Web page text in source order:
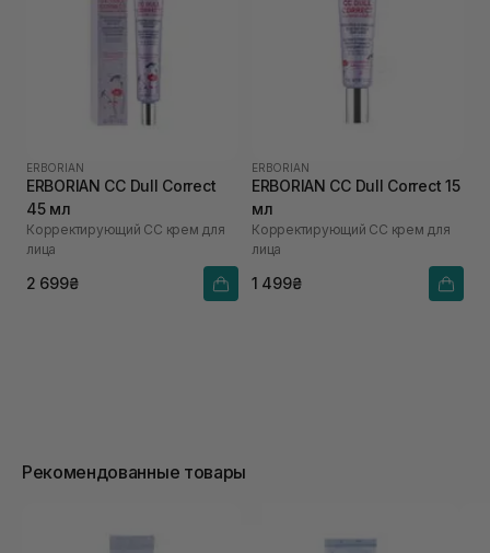
ERBORIAN
ERBORIAN CC Dull Correct
45 мл
Корректирующий СС крем для
лица
2 699₴
ERBORIAN
ERBORIAN CC Dull Correct 15
мл
Корректирующий СС крем для
лица
1 499₴
Рекомендованные товары